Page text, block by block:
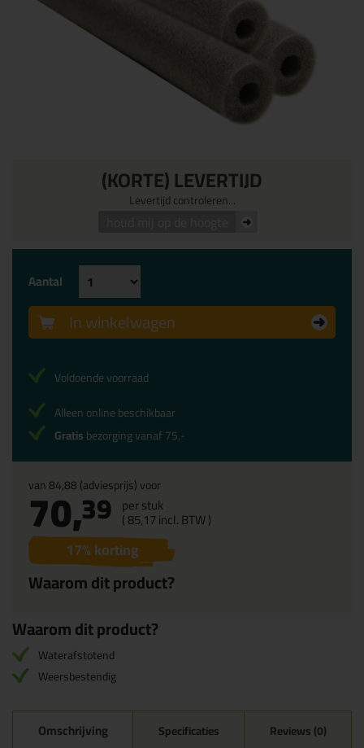
(KORTE) LEVERTIJD
Levertijd controleren...
van84,88(adviesprijs) voor
70,39 per stuk
(85,17incl. BTW )
17% korting
Waarom dit product?
Aantal
In winkelwagen
Voldoende voorraad
Alleen online beschikbaar
Gratisbezorging vanaf 75,-
Waarom dit product?
Waterafstotend
Weersbestendig
Omschrijving Specificaties Reviews (0)